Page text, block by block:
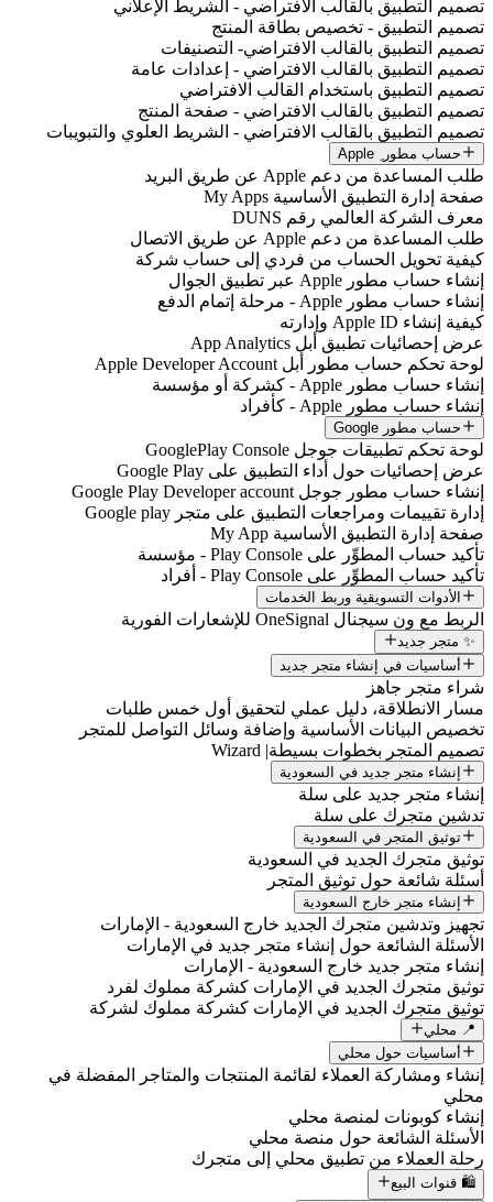
تصميم التطبيق بالقالب الافتراضي - الشريط الإعلاني
تصميم التطبيق - تخصيص بطاقة المنتج
تصميم التطبيق بالقالب الافتراضي- التصنيفات
تصميم التطبيق بالقالب الافتراضي - إعدادات عامة
تصميم التطبيق باستخدام القالب الافتراضي
تصميم التطبيق بالقالب الافتراضي - صفحة المنتج
تصميم التطبيق بالقالب الافتراضي - الشريط العلوي والتبويبات
حساب مطور ِ Apple
طلب المساعدة من دعم Apple عن طريق البريد
صفحة إدارة التطبيق الأساسية My Apps
معرف الشركة العالمي رقم DUNS
طلب المساعدة من دعم Apple عن طريق الاتصال
كيفية تحويل الحساب من فردي إلى حساب شركة
إنشاء حساب مطور Apple عبر تطبيق الجوال
إنشاء حساب مطور Apple - مرحلة إتمام الدفع
كيفية إنشاء Apple ID وإدارته
عرض إحصائيات تطبيق أبل App Analytics
لوحة تحكم حساب مطور أبل Apple Developer Account
إنشاء حساب مطور Apple - كشركة أو مؤسسة
إنشاء حساب مطور Apple - كأفراد
حساب مطور Google
لوحة تحكم تطبيقات جوجل GooglePlay Console
عرض إحصائيات حول أداء التطبيق على Google Play
إنشاء حساب مطور جوجل Google Play Developer account
إدارة تقييمات ومراجعات التطبيق على متجر Google play
صفحة إدارة التطبيق الأساسية My App
تأكيد حساب المطوِّر على Play Console - مؤسسة
تأكيد حساب المطوِّر على Play Console - أفراد
الأدوات التسويقية وربط الخدمات
الربط مع ون سيجنال OneSignal للإشعارات الفورية
✨ متجر جديد
أساسيات في إنشاء متجر جديد
شراء متجر جاهز
مسار الانطلاقة، دليل عملي لتحقيق أول خمس طلبات
تخصيص البيانات الأساسية وإضافة وسائل التواصل للمتجر
تصميم المتجر بخطوات بسيطة| Wizard
إنشاء متجر جديد في السعودية
إنشاء متجر جديد على سلة
تدشين متجرك على سلة
توثيق المتجر في السعودية
توثيق متجرك الجديد في السعودية
أسئلة شائعة حول توثيق المتجر
إنشاء متجر خارج السعودية
تجهيز وتدشين متجرك الجديد خارج السعودية - الإمارات
الأسئلة الشائعة حول إنشاء متجر جديد في الإمارات
إنشاء متجر جديد خارج السعودية - الإمارات
توثيق متجرك الجديد في الإمارات كشركة مملوك لفرد
توثيق متجرك الجديد في الإمارات كشركة مملوك لشركة
📍 محلي
أساسيات حول محلي
إنشاء ومشاركة العملاء لقائمة المنتجات والمتاجر المفضلة في
محلي
إنشاء كوبونات لمنصة محلي
الأسئلة الشائعة حول منصة محلي
رحلة العملاء من تطبيق محلي إلى متجرك
🛍️ قنوات البيع